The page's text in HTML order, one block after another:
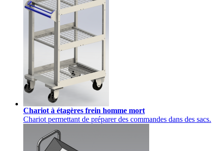
Chariot à étagères frein homme mort
Chariot permettant de préparer des commandes dans des sacs.